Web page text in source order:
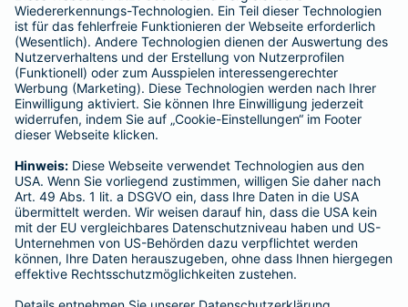
BELIEBTE SEITEN
Kranken-Zusatzversicherung
Tierversicherungen
Haftpflichtversicherung
Hausratversicherung
Adresse ändern
Schaden melden
Kilometerstandsmeldung
Serviceübersicht